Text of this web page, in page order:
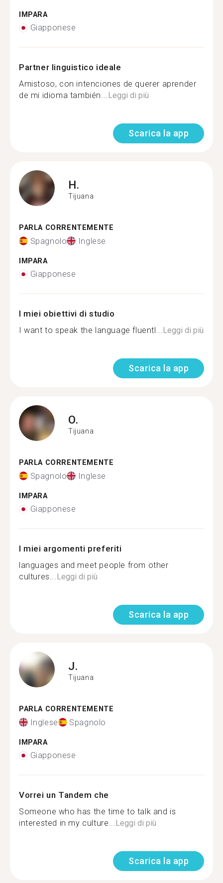
IMPARA
Giapponese
Partner linguistico ideale
Amistoso, con intenciones de querer aprender
de mi idioma también...Leggi di più
Scarica la app
H.
Tijuana
PARLA CORRENTEMENTE
Spagnolo Inglese
IMPARA
Giapponese
I miei obiettivi di studio
I want to speak the language fluentl...Leggi di più
Scarica la app
O.
Tijuana
PARLA CORRENTEMENTE
Spagnolo Inglese
IMPARA
Giapponese
I miei argomenti preferiti
languages and meet people from other
cultures...Leggi di più
Scarica la app
J.
Tijuana
PARLA CORRENTEMENTE
Inglese Spagnolo
IMPARA
Giapponese
Vorrei un Tandem che
Someone who has the time to talk and is
interested in my culture...Leggi di più
Scarica la app